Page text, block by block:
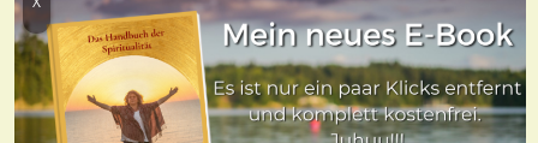
Marketing
Dienste verwalten
Cookies akzeptieren
© 2021-2026 Sabine Hochmuth ∙ LUST ZU LEBEN ∙LUST ZU
LERNEN∙LUST ZU LEHREN∙LUST ZU LAUSCHEN∙LUST ZU